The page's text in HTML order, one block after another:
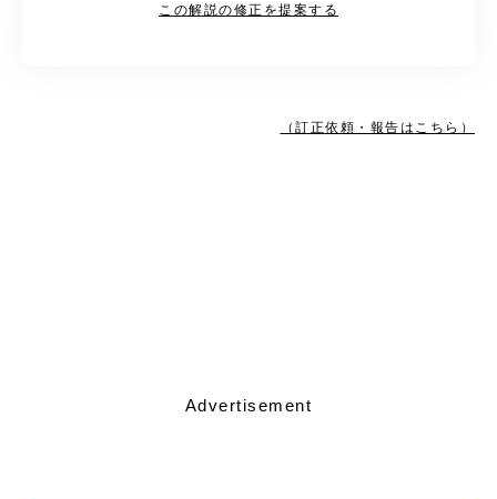
この解説の修正を提案する
（訂正依頼・報告はこちら）
Advertisement